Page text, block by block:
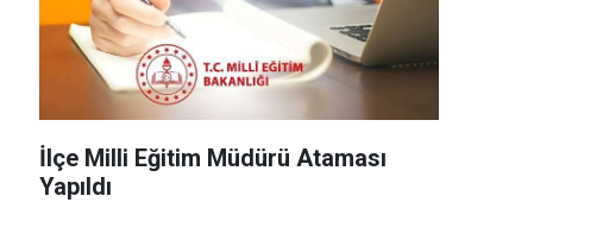
İlçe Milli Eğitim Müdürü Ataması
Yapıldı